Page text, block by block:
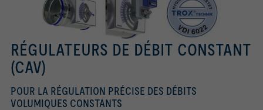
RÉGULATEURS DE DÉBIT CONSTANT
(CAV)
POUR LA RÉGULATION PRÉCISE DES DÉBITS
VOLUMIQUES CONSTANTS